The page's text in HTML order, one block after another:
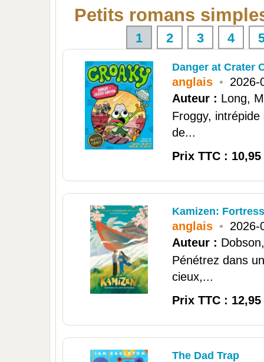
Petits romans
1 2 3 4
Danger at Crater
anglais • 2026-
Auteur : Long,
Froggy,
de...
Prix TTC : 10,95
Kamizen:
anglais • 2026-
Auteur :
Pénétrez dans
cieux,...
Prix TTC : 12,95
The Dad Trap